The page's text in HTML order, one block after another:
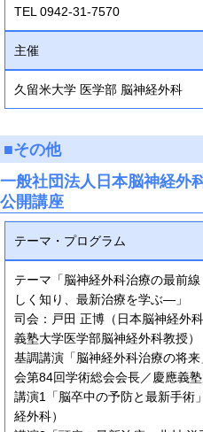
TEL 0942-31-7570
主催
久留米大学 医学部 脳神経外科
■その他
一般社団法人日本脳神経外
公開講座
テーマ・プログラム
テーマ「脳神経外科治療の最前
しく知り、最新治療を学ぶ―」
司会：戸田 正博（日本脳神経外
義塾大学医学部脳神経外科教授）
基調講演「脳神経外科治療の将
会第84回学術総会会長／慶應義
講演1「脳卒中の予防と最新手術
経外科）